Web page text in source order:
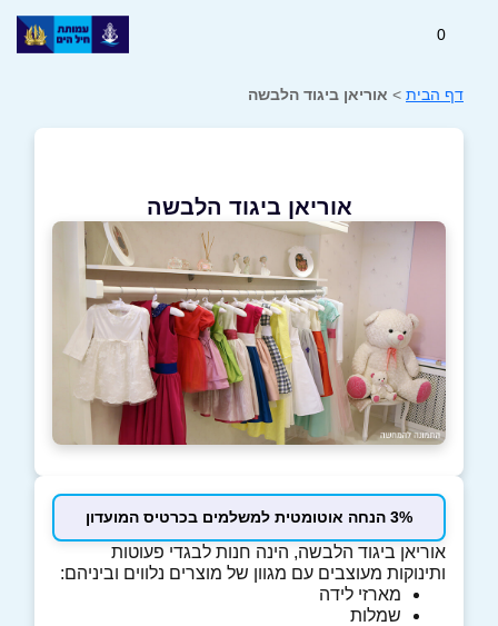
0
דף הבית > אוריאן ביגוד הלבשה
אוריאן ביגוד הלבשה
3% הנחה אוטומטית למשלמים בכרטיס המועדון
אוריאן ביגוד הלבשה, הינה חנות לבגדי פעוטות
ותינוקות מעוצבים עם מגוון של מוצרים נלווים וביניהם:
מארזי לידה
שמלות